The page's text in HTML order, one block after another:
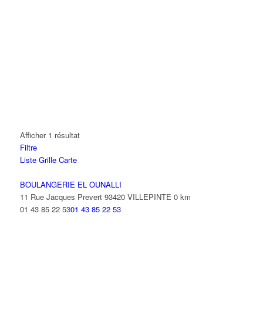
Afficher 1 résultat
Filtre
Liste Grille Carte
BOULANGERIE EL OUNALLI
11 Rue Jacques Prevert 93420 VILLEPINTE 0 km
01 43 85 22 5301 43 85 22 53